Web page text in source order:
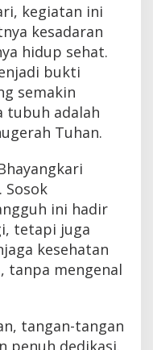
kegiatan ini
kesadaran
hidup sehat.
bukti
semakin
tubuh adalah
Tuhan.
ini hadir
tetapi juga
kesehatan
tanpa mengenal
tangan-tangan
penuh dedikasi.